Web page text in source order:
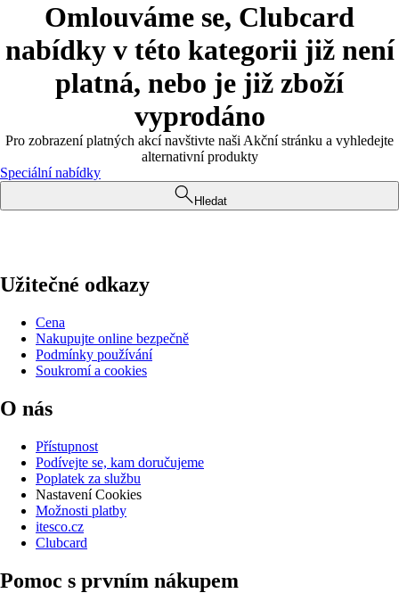
Omlouváme se, Clubcard
nabídky v této kategorii již není
platná, nebo je již zboží
vyprodáno
Pro zobrazení platných akcí navštivte naši Akční stránku a vyhledejte
alternativní produkty
Speciální nabídky
Hledat
Užitečné odkazy
Cena
Nakupujte online bezpečně
Podmínky používání
Soukromí a cookies
O nás
Přístupnost
Podívejte se, kam doručujeme
Poplatek za službu
Nastavení Cookies
Možnosti platby
itesco.cz
Clubcard
Pomoc s prvním nákupem